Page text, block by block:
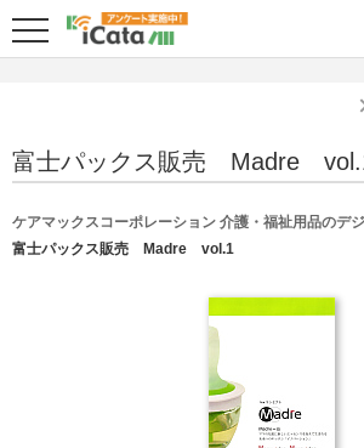
富士パックス販売 Madre
ケアマックスコーポレーション 介護・福祉用品のデ
富士パックス販売 Madre vol.1